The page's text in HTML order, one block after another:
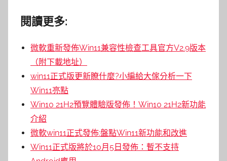
閱讀更多:
微軟重新發佈Win11兼容性檢查工具官方V2.9版本
（附下載地址）
win11正式版更新瞭什麼?小編給大傢分析一下
Win11亮點
Win10 21H2預覽體驗版發佈！Win10 21H2新功能
介紹
微軟win11正式發佈:盤點Win11新功能和改進
Win11正式版將於10月5日發佈：暫不支持